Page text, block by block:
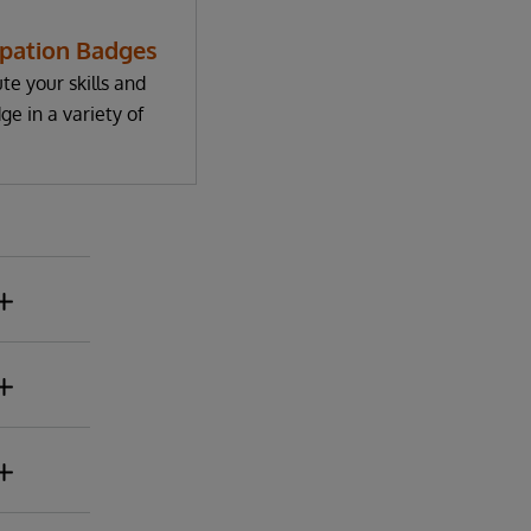
Badges
your skills and
in a variety of